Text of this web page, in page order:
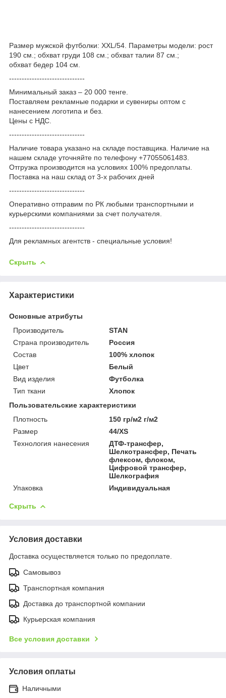
Размер мужской футболки: XXL/54. Параметры модели: рост
190 см.; обхват груди 108 см.; обхват талии 87 см.;
обхват бедер 104 см.
------------------------------
Минимальный заказ – 20 000 тенге.
Поставляем рекламные подарки и сувениры оптом с
нанесением логотипа и без.
Цены с НДС.
------------------------------
Наличие товара указано на складе поставщика. Наличие на
нашем складе уточняйте по телефону +77055061483.
Отгрузка производится на условиях 100% предоплаты.
Поставка на наш склад от 3-x рабочих дней
------------------------------
Оперативно отправим по РК любыми транспортными и
курьерскими компаниями за счет получателя.
------------------------------
Для рекламных агентств - специальные условия!
Скрыть
Характеристики
Основные атрибуты
Производитель
STAN
Страна производитель
Россия
Состав
100% хлопок
Цвет
Белый
Вид изделия
Футболка
Тип ткани
Хлопок
Пользовательские характеристики
Плотность
150 гр/м2 г/м2
Размер
44/XS
Технология нанесения
ДТФ-трансфер,
Шелкотрансфер, Печать
флексом, флоком,
Цифровой трансфер,
Шелкография
Упаковка
Индивидуальная
Скрыть
Условия доставки
Доставка осуществляется только по предоплате.
Самовывоз
Транспортная компания
Доставка до транспортной компании
Курьерская компания
Все условия доставки
Условия оплаты
Наличными